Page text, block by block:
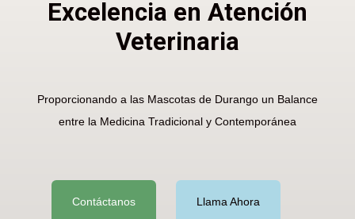
Excelencia en Atención
Veterinaria
Proporcionando a las Mascotas de Durango un Balance
entre la Medicina Tradicional y Contemporánea
Contáctanos Llama Ahora